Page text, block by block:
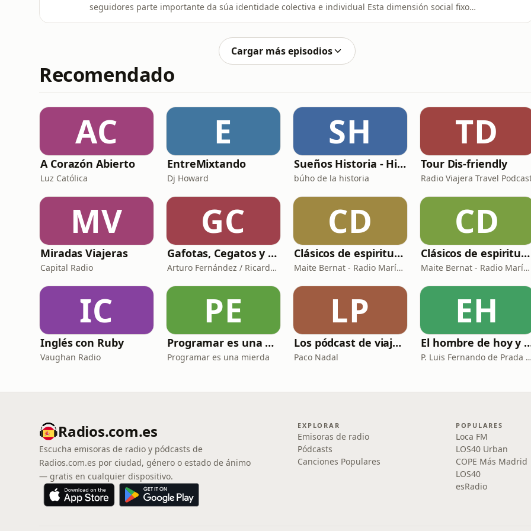
seguidores parte importante da súa identidade colectiva e individual Esta dimensión social fixo
Cargar más episodios
Recomendado
AC
A Corazón Abierto
Luz Católica
E
EntreMixtando
Dj Howard
SH
Sueños Historia - Histórico Podcast de historia relajada para dormir
búho de la historia
TD
Tour Dis-friendly
Radio Viajera Travel
MV
Miradas Viajeras
Capital Radio
GC
Gafotas, Cegatos y sus Aparatos - Podcast
Arturo Fernández / Ricardo Abad
CD
Clásicos de espiritualidad: El arte de aprovechar nuestras faltas
Maite Bernat - Radio María España
CD
Clásicos de espiritualidad: El combate espiritual
Maite Bernat - Radio María ESP
IC
Inglés con Ruby
Vaughan Radio
PE
Programar es una mierda
Programar es una mierda
LP
Los pódcast de viajes de Paco Nadal
Paco Nadal
EH
El hombre
P. Luis Fernando de
Radios.com.es
Escucha emisoras de radio y pódcasts de
Radios.com.es por ciudad, género o estado de ánimo
— gratis en cualquier dispositivo.
EXPLORAR
Emisoras de radio
Pódcasts
Canciones Populares
POPULARES
Loca FM
LOS40 Urban
COPE Más Madrid
LOS40
esRadio